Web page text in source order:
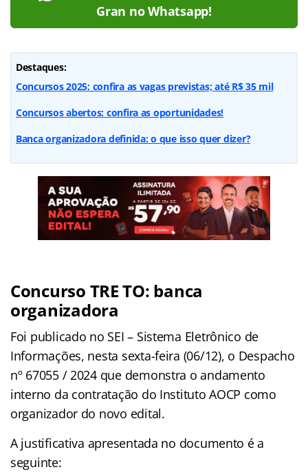
Gran no Whatsapp!
Destaques:
Concursos 2025: confira as vagas previstas; até R$ 35 mil
Concursos abertos: confira as oportunidades!
Banca organizadora definida: o que isso quer dizer?
Concurso TRE TO: banca
organizadora
Foi publicado no SEI – Sistema Eletrônico de
Informações, nesta sexta-feira (06/12), o Despacho
nº 67055 / 2024 que demonstra o andamento
interno da contratação do Instituto AOCP como
organizador do novo edital.
A justificativa apresentada no documento é a
seguinte: